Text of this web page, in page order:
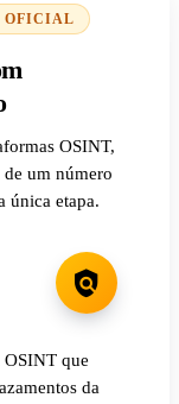
OFICIAL
OSINT,
de um número
única etapa.
que
da